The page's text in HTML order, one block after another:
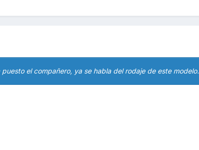
el compañero, ya se habla del rodaje de este modelo.